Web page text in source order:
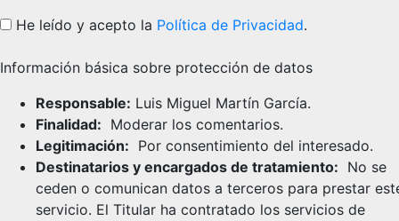
He leído y acepto la Política de Privacidad.
Información básica sobre protección de datos
Responsable: Luis Miguel Martín García.
Finalidad: Moderar los comentarios.
Legitimación: Por consentimiento del interesado.
Destinatarios y encargados de tratamiento: No se
ceden o comunican datos a terceros para prestar
servicio. El Titular ha contratado los servicios de